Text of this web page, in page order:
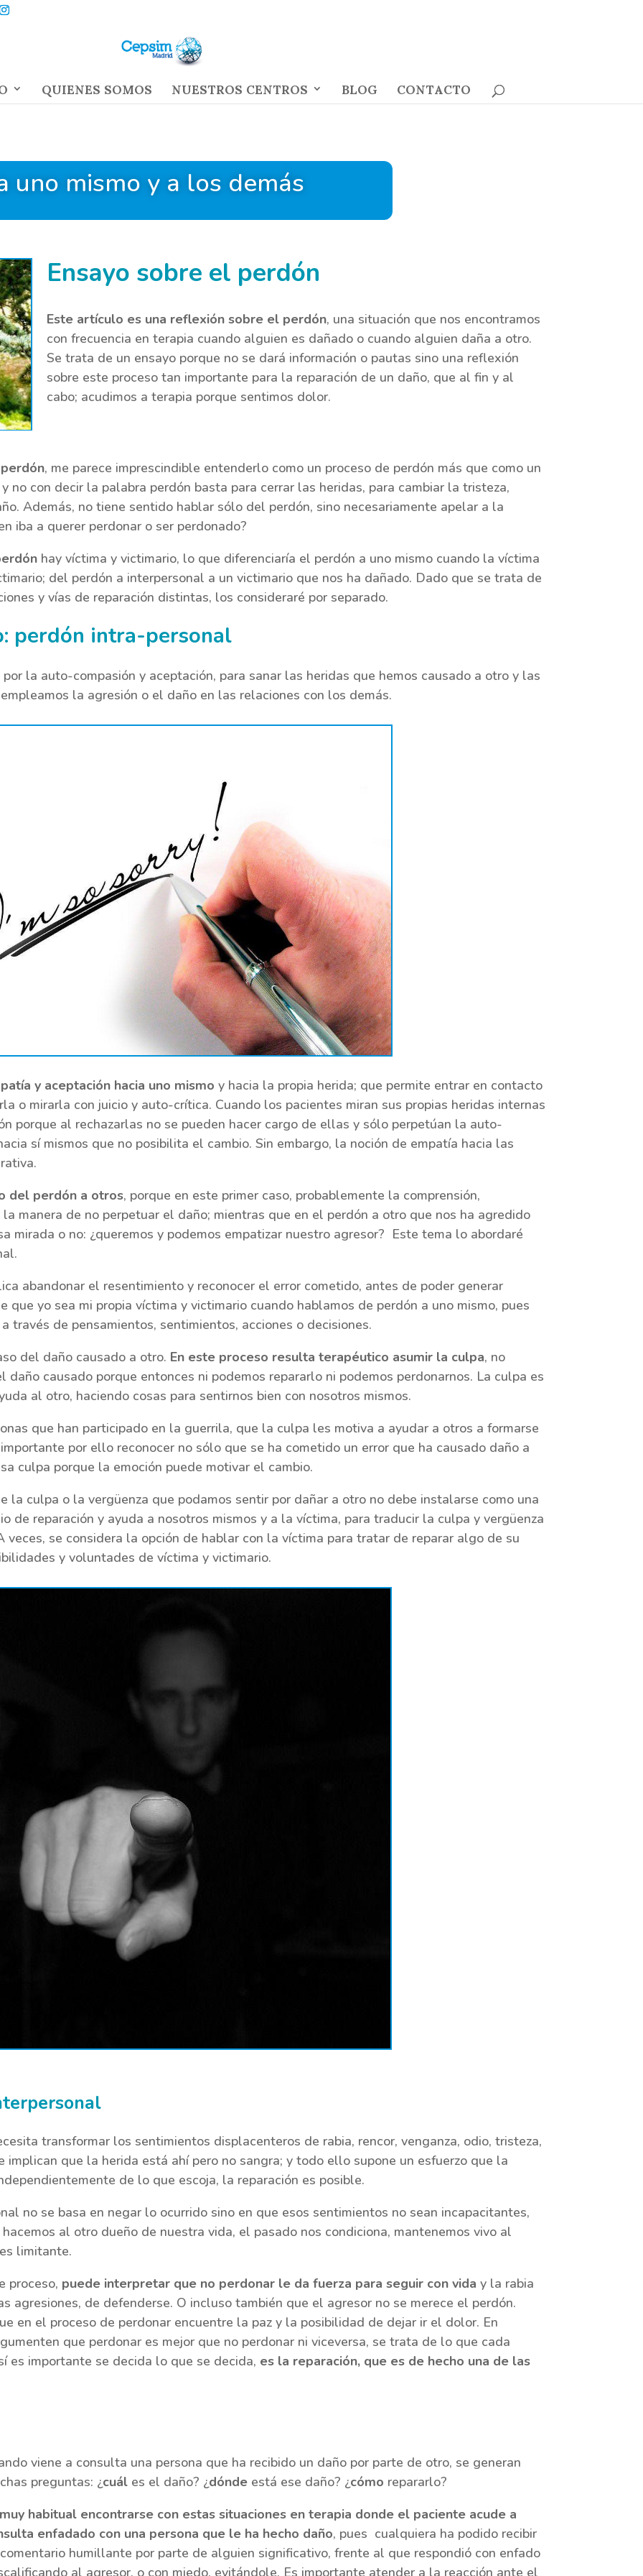
QUIENES SOMOS NUESTROS CENTROS BLOG CONTACTO
uno mismo y a los demás
Ensayo sobre el perdón
Este artículo es una reflexión sobre el perdón, una situación que nos encontramos
con frecuencia en terapia cuando alguien es dañado o cuando alguien daña a otro.
Se trata de un ensayo porque no se dará información o pautas sino una reflexión
sobre este proceso tan importante para la reparación de un daño, que al fin y al
cabo; acudimos a terapia porque sentimos dolor.
, me parece imprescindible entenderlo como un proceso de perdón más que como un
no con decir la palabra perdón basta para cerrar las heridas, para cambiar la tristeza,
Además, no tiene sentido hablar sólo del perdón, sino necesariamente apelar a la
iba a querer perdonar o ser perdonado?
hay víctima y victimario, lo que diferenciaría el perdón a uno mismo cuando la víctima
del perdón a interpersonal a un victimario que nos ha dañado. Dado que se trata de
y vías de reparación distintas, los consideraré por separado.
perdón intra-personal
la auto-compasión y aceptación, para sanar las heridas que hemos causado a otro y las
la agresión o el daño en las relaciones con los demás.
y aceptación hacia uno mismo y hacia la propia herida; que permite entrar en contacto
o mirarla con juicio y auto-crítica. Cuando los pacientes miran sus propias heridas internas
porque al rechazarlas no se pueden hacer cargo de ellas y sólo perpetúan la auto-
sí mismos que no posibilita el cambio. Sin embargo, la noción de empatía hacia las
del perdón a otros, porque en este primer caso, probablemente la comprensión,
manera de no perpetuar el daño; mientras que en el perdón a otro que nos ha agredido
mirada o no: ¿queremos y podemos empatizar nuestro agresor? Este tema lo abordaré
abandonar el resentimiento y reconocer el error cometido, antes de poder generar
que yo sea mi propia víctima y victimario cuando hablamos de perdón a uno mismo, pues
través de pensamientos, sentimientos, acciones o decisiones.
del daño causado a otro. En este proceso resulta terapéutico asumir la culpa, no
causado porque entonces ni podemos repararlo ni podemos perdonarnos. La culpa es
al otro, haciendo cosas para sentirnos bien con nosotros mismos.
que han participado en la guerrila, que la culpa les motiva a ayudar a otros a formarse
por ello reconocer no sólo que se ha cometido un error que ha causado daño a
culpa porque la emoción puede motivar el cambio.
la culpa o la vergüenza que podamos sentir por dañar a otro no debe instalarse como una
de reparación y ayuda a nosotros mismos y a la víctima, para traducir la culpa y vergüenza
veces, se considera la opción de hablar con la víctima para tratar de reparar algo de su
y voluntades de víctima y victimario.
transformar los sentimientos displacenteros de rabia, rencor, venganza, odio, tristeza,
implican que la herida está ahí pero no sangra; y todo ello supone un esfuerzo que la
de lo que escoja, la reparación es posible.
no se basa en negar lo ocurrido sino en que esos sentimientos no sean incapacitantes,
al otro dueño de nuestra vida, el pasado nos condiciona, mantenemos vivo al
limitante.
proceso, puede interpretar que no perdonar le da fuerza para seguir con vida y la rabia
agresiones, de defenderse. O incluso también que el agresor no se merece el perdón.
en el proceso de perdonar encuentre la paz y la posibilidad de dejar ir el dolor. En
que perdonar es mejor que no perdonar ni viceversa, se trata de lo que cada
es importante se decida lo que se decida, es la reparación, que es de hecho una de las
viene a consulta una persona que ha recibido un daño por parte de otro, se generan
preguntas: ¿cuál es el daño? ¿dónde está ese daño? ¿cómo repararlo?
habitual encontrarse con estas situaciones en terapia donde el paciente acude a
enfadado con una persona que le ha hecho daño, pues cualquiera ha podido recibir
humillante por parte de alguien significativo, frente al que respondió con enfado
al agresor, o con miedo, evitándole. Es importante atender a la reacción ante el